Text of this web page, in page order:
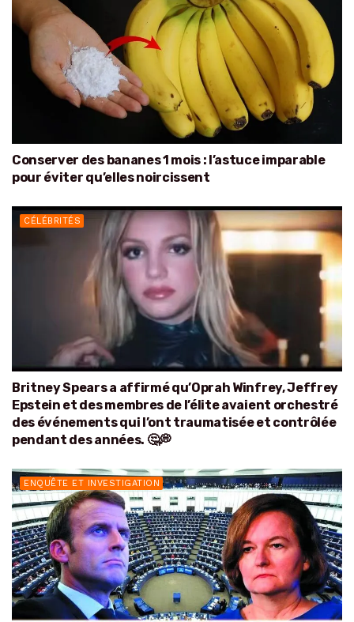
Conserver des bananes 1 mois : l’astuce imparable
pour éviter qu’elles noircissent
CÉLÉBRITÉS
Britney Spears a affirmé qu’Oprah Winfrey, Jeffrey
Epstein et des membres de l’élite avaient orchestré
des événements qui l’ont traumatisée et contrôlée
pendant des années. 🤔💭
ENQUÊTE ET INVESTIGATION